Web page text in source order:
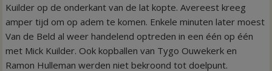
Kuilder op de onderkant van de lat kopte. Avereest kreeg
amper tijd om op adem te komen. Enkele minuten later moest
Van de Beld al weer handelend optreden in een één op één
met Mick Kuilder. Ook kopballen van Tygo Ouwekerk en
Ramon Hulleman werden niet bekroond tot doelpunt.